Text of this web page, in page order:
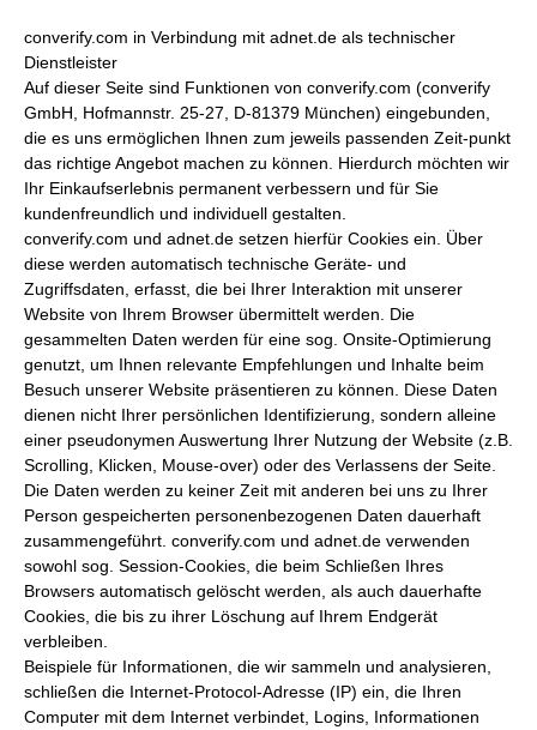
converify.com in Verbindung mit adnet.de als technischer
Dienstleister
Auf dieser Seite sind Funktionen von converify.com (converify
GmbH, Hofmannstr. 25-27, D-81379 München) eingebunden,
die es uns ermöglichen Ihnen zum jeweils passenden Zeit-punkt
das richtige Angebot machen zu können. Hierdurch möchten wir
Ihr Einkaufserlebnis permanent verbessern und für Sie
kundenfreundlich und individuell gestalten.
converify.com und adnet.de setzen hierfür Cookies ein. Über
diese werden automatisch technische Geräte- und
Zugriffsdaten, erfasst, die bei Ihrer Interaktion mit unserer
Website von Ihrem Browser übermittelt werden. Die
gesammelten Daten werden für eine sog. Onsite-Optimierung
genutzt, um Ihnen relevante Empfehlungen und Inhalte beim
Besuch unserer Website präsentieren zu können. Diese Daten
dienen nicht Ihrer persönlichen Identifizierung, sondern alleine
einer pseudonymen Auswertung Ihrer Nutzung der Website (z.B.
Scrolling, Klicken, Mouse-over) oder des Verlassens der Seite.
Die Daten werden zu keiner Zeit mit anderen bei uns zu Ihrer
Person gespeicherten personenbezogenen Daten dauerhaft
zusammengeführt. converify.com und adnet.de verwenden
sowohl sog. Session-Cookies, die beim Schließen Ihres
Browsers automatisch gelöscht werden, als auch dauerhafte
Cookies, die bis zu ihrer Löschung auf Ihrem Endgerät
verbleiben.
Beispiele für Informationen, die wir sammeln und analysieren,
schließen die Internet-Protocol-Adresse (IP) ein, die Ihren
Computer mit dem Internet verbindet, Logins, Informationen